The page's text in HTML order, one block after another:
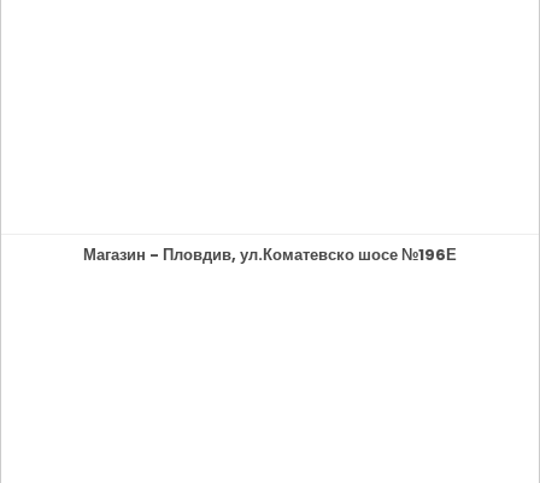
Магазин - Пловдив, ул.Коматевско шосе №196Е